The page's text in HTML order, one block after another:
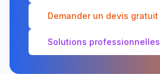
Demander un devis gratuit
Solutions professionnelles